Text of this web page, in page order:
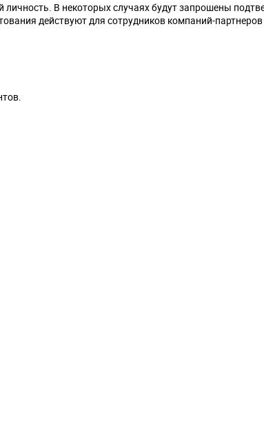
В некоторых случаях будут запрошены
действуют для сотрудников компаний-